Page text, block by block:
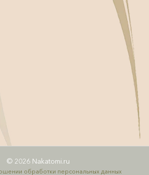
© 2026 Nakatomi.ru
обработки персональных данных